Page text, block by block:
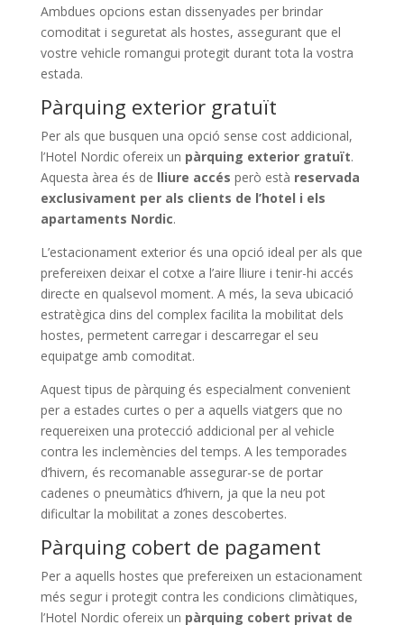
Ambdues opcions estan dissenyades per brindar
comoditat i seguretat als hostes, assegurant que el
vostre vehicle romangui protegit durant tota la vostra
estada.
Pàrquing exterior gratuït
Per als que busquen una opció sense cost addicional,
l’Hotel Nordic ofereix un pàrquing exterior gratuït.
Aquesta àrea és de lliure accés però està reservada
exclusivament per als clients de l’hotel i els
apartaments Nordic.
L’estacionament exterior és una opció ideal per als que
prefereixen deixar el cotxe a l’aire lliure i tenir-hi accés
directe en qualsevol moment. A més, la seva ubicació
estratègica dins del complex facilita la mobilitat dels
hostes, permetent carregar i descarregar el seu
equipatge amb comoditat.
Aquest tipus de pàrquing és especialment convenient
per a estades curtes o per a aquells viatgers que no
requereixen una protecció addicional per al vehicle
contra les inclemències del temps. A les temporades
d’hivern, és recomanable assegurar-se de portar
cadenes o pneumàtics d’hivern, ja que la neu pot
dificultar la mobilitat a zones descobertes.
Pàrquing cobert de pagament
Per a aquells hostes que prefereixen un estacionament
més segur i protegit contra les condicions climàtiques,
l’Hotel Nordic ofereix un pàrquing cobert privat de